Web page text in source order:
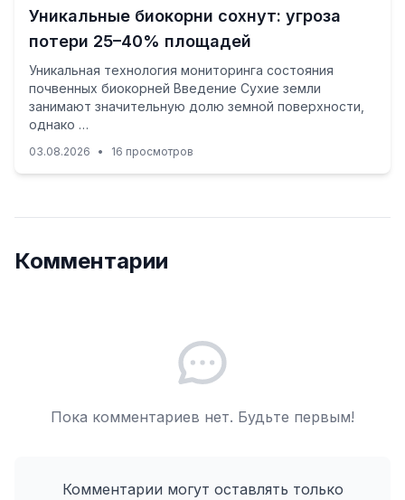
Уникальные биокорни сохнут: угроза
потери 25–40% площадей
Уникальная технология мониторинга состояния
почвенных биокорней Введение Сухие земли
занимают значительную долю земной поверхности,
однако …
03.08.2026 • 16 просмотров
Комментарии
Пока комментариев нет. Будьте первым!
Комментарии могут оставлять только